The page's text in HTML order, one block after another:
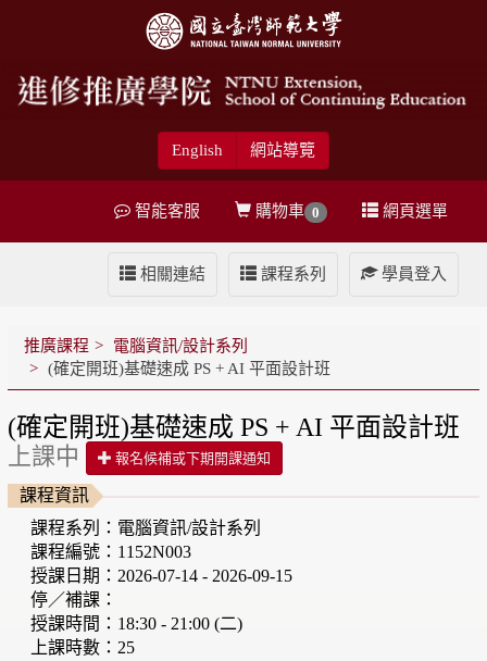
English 網站導覽
網頁選單
購物車 0
智能客服
學員登入
課程系列
相關連結
推廣課程
電腦資訊/設計系列
(確定開班)基礎速成 PS + AI 平面設計班
(確定開班)基礎速成 PS + AI 平面設計班
上課中 報名候補或下期開課通知
課程資訊
課程系列：電腦資訊/設計系列
課程編號：1152N003
授課日期：2026-07-14 - 2026-09-15
停／補課：
授課時間：18:30 - 21:00 (二)
上課時數：25